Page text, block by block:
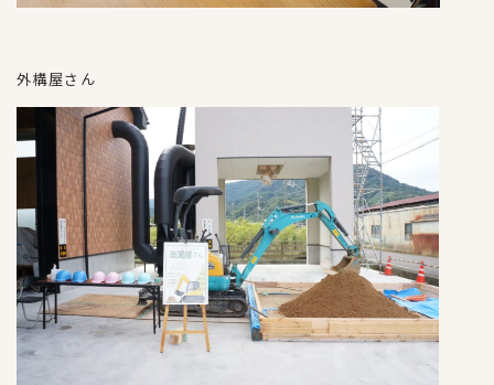
外構屋さん